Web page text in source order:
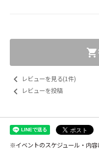
shopping_cart
keyboard_arrow_left レビューを見る(1件)
keyboard_arrow_left レビューを投稿
※イベントのスケジュール・内